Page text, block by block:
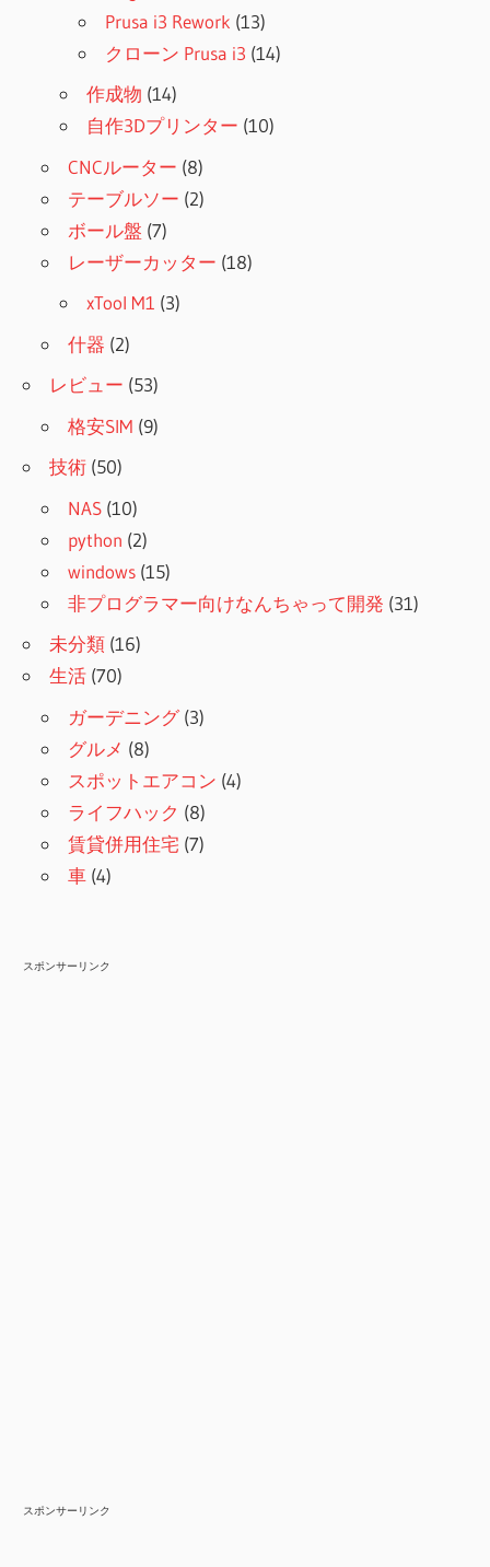
Prusa i3 Rework (13)
クローン Prusa i3 (14)
作成物 (14)
自作3Dプリンター (10)
CNCルーター (8)
テーブルソー (2)
ボール盤 (7)
レーザーカッター (18)
xTool M1 (3)
什器 (2)
レビュー (53)
格安SIM (9)
技術 (50)
NAS (10)
python (2)
windows (15)
非プログラマー向けなんちゃって開発 (31)
未分類 (16)
生活 (70)
ガーデニング(3)
グルメ (8)
スポットエアコン (4)
ライフハック (8)
賃貸併用住宅 (7)
車 (4)
スポンサーリンク
スポンサーリンク